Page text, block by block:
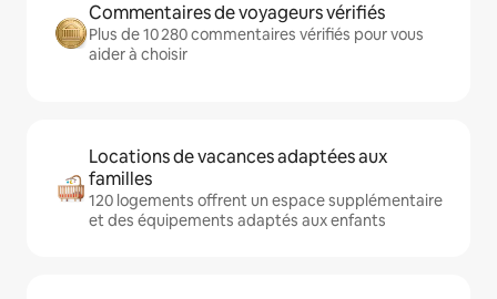
Commentaires de voyageurs vérifiés
Plus de 10 280 commentaires vérifiés pour vous
aider à choisir
Locations de vacances adaptées aux
familles
120 logements offrent un espace supplémentaire
et des équipements adaptés aux enfants